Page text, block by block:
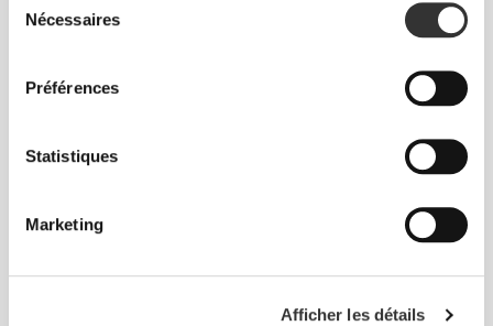
Nécessaires
Préférences
Statistiques
Marketing
Afficher les détails
PLUS QUE
CE QUE L'ON
Une technologie de fibre spécialement développée